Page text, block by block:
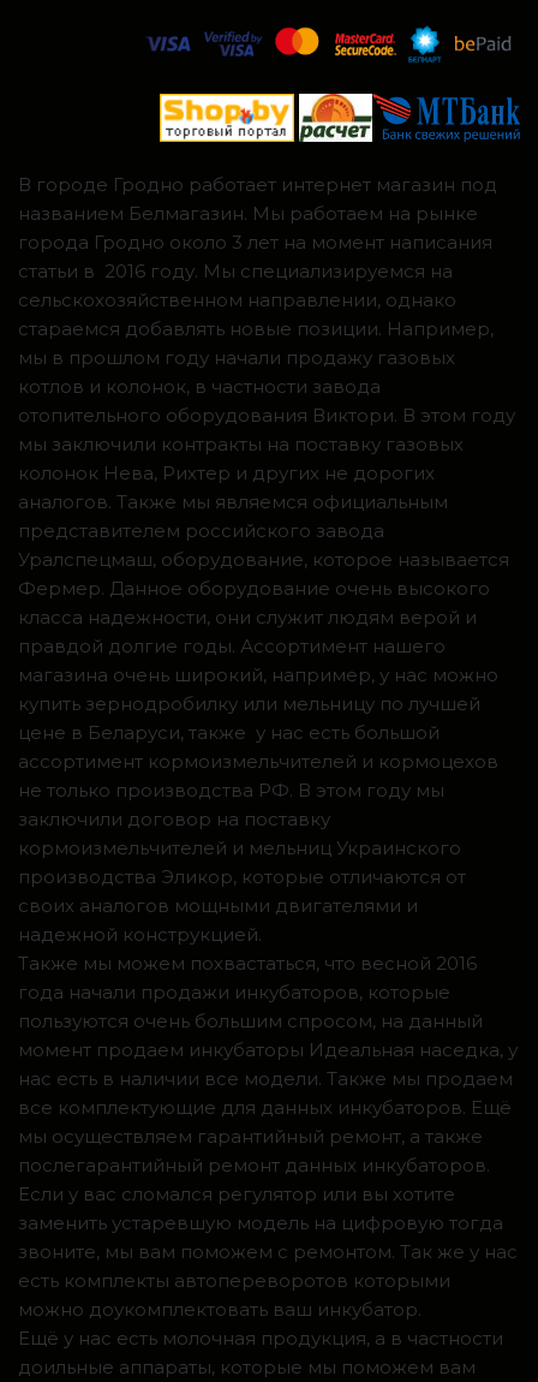
В городе Гродно работает интернет магазин под
названием Белмагазин. Мы работаем на рынке
города Гродно около 3 лет на момент написания
статьи в 2016 году. Мы специализируемся на
сельскохозяйственном направлении, однако
стараемся добавлять новые позиции. Например,
мы в прошлом году начали продажу газовых
котлов и колонок, в частности завода
отопительного оборудования Виктори. В этом году
мы заключили контракты на поставку газовых
колонок Нева, Рихтер и других не дорогих
аналогов. Также мы являемся официальным
представителем российского завода
Уралспецмаш, оборудование, которое называется
Фермер. Данное оборудование очень высокого
класса надежности, они служит людям верой и
правдой долгие годы. Ассортимент нашего
магазина очень широкий, например, у нас можно
купить зернодробилку или мельницу по лучшей
цене в Беларуси, также у нас есть большой
ассортимент кормоизмельчителей и кормоцехов
не только производства РФ. В этом году мы
заключили договор на поставку
кормоизмельчителей и мельниц Украинского
производства Эликор, которые отличаются от
своих аналогов мощными двигателями и
надежной конструкцией.
Также мы можем похвастаться, что весной 2016
года начали продажи инкубаторов, которые
пользуются очень большим спросом, на данный
момент продаем инкубаторы Идеальная наседка, у
нас есть в наличии все модели. Также мы продаем
все комплектующие для данных инкубаторов. Ещё
мы осуществляем гарантийный ремонт, а также
послегарантийный ремонт данных инкубаторов.
Если у вас сломался регулятор или вы хотите
заменить устаревшую модель на цифровую тогда
звоните, мы вам поможем с ремонтом. Так же у нас
есть комплекты автопереворотов которыми
можно доукомплектовать ваш инкубатор.
Ещё у нас есть молочная продукция, а в частности
доильные аппараты, которые мы поможем вам